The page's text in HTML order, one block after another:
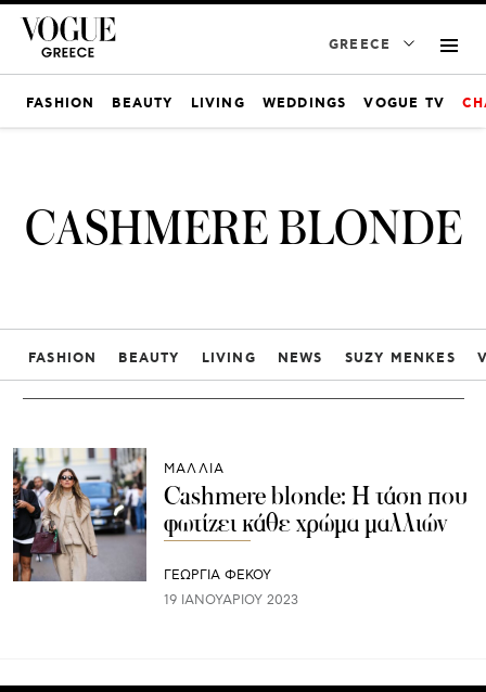
GREECE
FASHION BEAUTY LIVING WEDDINGS VOGUE TV
CASHMERE BLONDE
FASHION BEAUTY LIVING NEWS SUZY MENKES
ΜΑΛΛΙΑ
Cashmere blonde: Η τάση που
φωτίζει κάθε χρώμα μαλλιών
ΓΕΩΡΓΙΑ ΦΕΚΟΥ
19 ΙΑΝΟΥΑΡΊΟΥ 2023